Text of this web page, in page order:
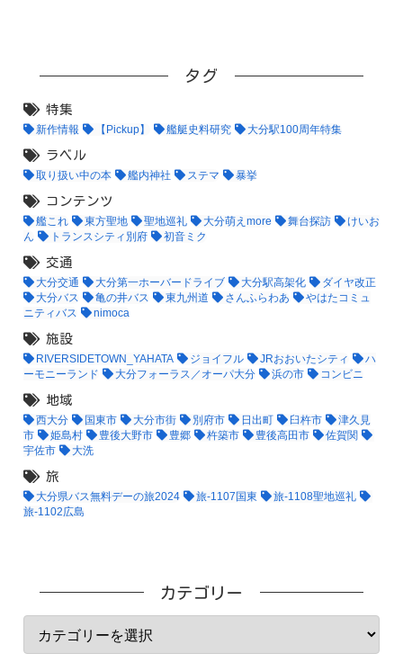
タグ
特集
新作情報 【Pickup】 艦艇史料研究 大分駅100周年特集
ラベル
取り扱い中の本 艦内神社 ステマ 暴挙
コンテンツ
艦これ 東方聖地 聖地巡礼 大分萌えmore 舞台探訪
けいお
ん
トランスシティ別府 初音ミク
交通
大分交通 大分第一ホーバードライブ 大分駅高架化
ダイヤ改正
大分バス
亀の井バス 東九州道 さんふらわあ
やはたコミュ
ニティバス
nimoca
施設
RIVERSIDETOWN_YAHATA ジョイフル JRおおいたシティ
ハ
ーモニーランド
大分フォーラス／オーパ大分 浜の市 コンビニ
地域
西大分 国東市 大分市街 別府市 日出町 臼杵市
津久見
市
姫島村 豊後大野市 豊郷 杵築市 豊後高田市
佐賀関
宇佐市
大洗
旅
大分県バス無料デーの旅2024 旅-1107国東
旅-1108聖地巡礼
旅-1102広島
カテゴリー